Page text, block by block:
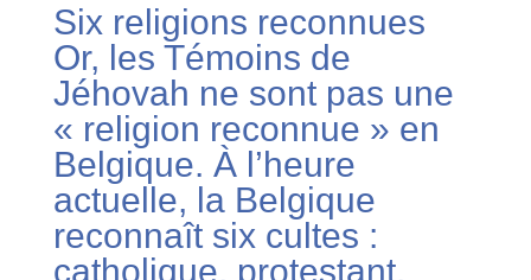
Six religions reconnues
Or, les Témoins de
Jéhovah ne sont pas une
« religion reconnue » en
Belgique. À l’heure
actuelle, la Belgique
reconnaît six cultes :
catholique, protestant,